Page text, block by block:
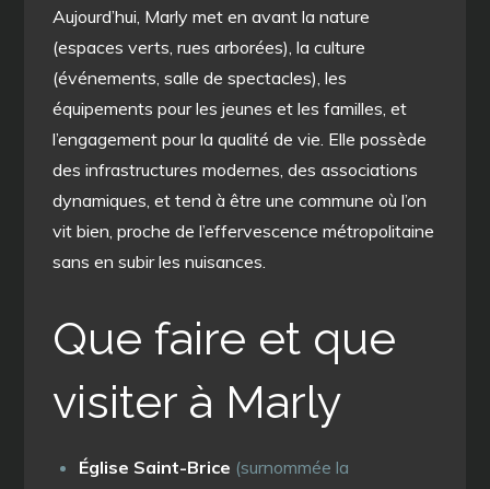
Aujourd’hui, Marly met en avant la nature
(espaces verts, rues arborées), la culture
(événements, salle de spectacles), les
équipements pour les jeunes et les familles, et
l’engagement pour la qualité de vie. Elle possède
des infrastructures modernes, des associations
dynamiques, et tend à être une commune où l’on
vit bien, proche de l’effervescence métropolitaine
sans en subir les nuisances.
Que faire et que
visiter à Marly
Église Saint-Brice (surnommée la